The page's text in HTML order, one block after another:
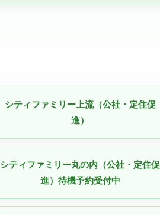
シティファミリー上流（公社・定住促
進）
シティファミリー丸の内（公社・定住促
進）待機予約受付中